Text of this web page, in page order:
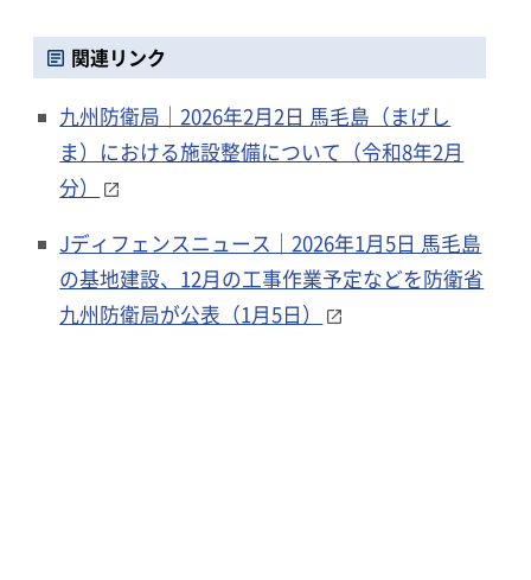
関連リンク
九州防衛局｜2026年2月2日 馬毛島（まげし
ま）における施設整備について（令和8年2月
分）
Jディフェンスニュース｜2026年1月5日 馬毛島
の基地建設、12月の工事作業予定などを防衛省
九州防衛局が公表（1月5日）